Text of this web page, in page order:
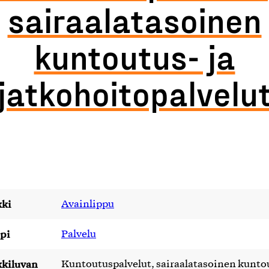
sairaalatasoinen
kuntoutus- ja
Avainlippu
Palvelu
Kuntoutuspalvelut, sairaalatasoinen